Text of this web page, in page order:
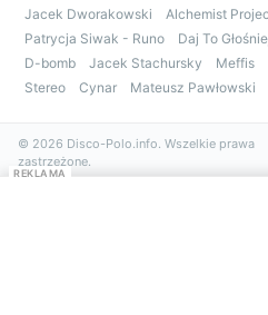
Jacek Dworakowski Alchemist
Patrycja Siwak - Runo
Daj To
D-bomb
Jacek Stachursky Meffis
Stereo
Cynar Mateusz Pawłowski
© 2026 Disco-Polo.info. Wszelkie prawa
zastrzeżone.
REKLAMA